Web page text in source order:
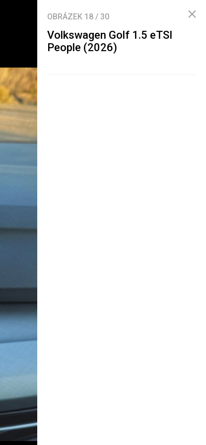
OBRÁZEK 18 / 30
Volkswagen Golf 1.5 eTSI
People (2026)